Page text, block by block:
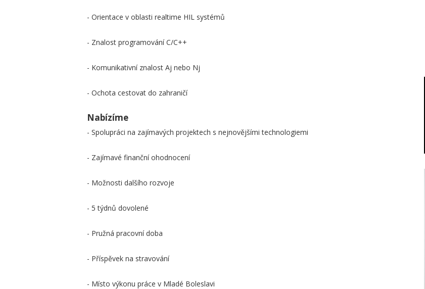
- Orientace v oblasti realtime HIL systémů
- Znalost programování C/C++
- Komunikativní znalost Aj nebo Nj
- Ochota cestovat do zahraničí
Nabízíme
- Spolupráci na zajímavých projektech s nejnovějšími technologiemi
- Zajímavé finanční ohodnocení
- Možnosti dalšího rozvoje
- 5 týdnů dovolené
- Pružná pracovní doba
- Příspěvek na stravování
- Místo výkonu práce v Mladé Boleslavi